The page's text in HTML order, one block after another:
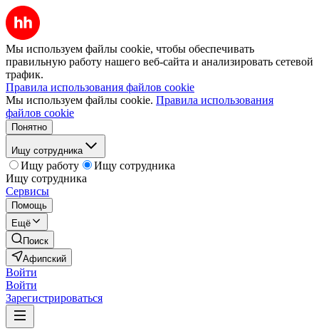
Мы используем файлы cookie, чтобы обеспечивать
правильную работу нашего веб-сайта и анализировать сетевой
трафик.
Правила использования файлов cookie
Мы используем файлы cookie. Правила использования
файлов cookie
Понятно
Ищу сотрудника
Ищу работу
Ищу сотрудника
Ищу сотрудника
Сервисы
Помощь
Ещё
Поиск
Афипский
Войти
Войти
Зарегистрироваться